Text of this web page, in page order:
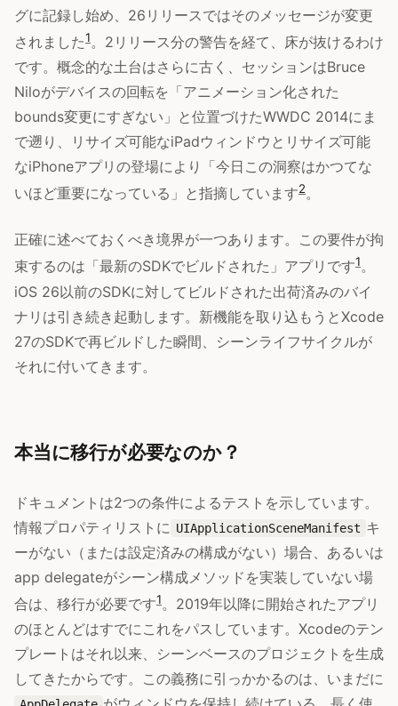
グに記録し始め、26リリースではそのメッセージが変更
されました1。2リリース分の警告を経て、床が抜けるわけ
です。概念的な土台はさらに古く、セッションはBruce
Niloがデバイスの回転を「アニメーション化された
bounds変更にすぎない」と位置づけたWWDC 2014にま
で遡り、リサイズ可能なiPadウィンドウとリサイズ可能
なiPhoneアプリの登場により「今日この洞察はかつてな
いほど重要になっている」と指摘しています2。
正確に述べておくべき境界が一つあります。この要件が拘
束するのは「最新のSDKでビルドされた」アプリです1。
iOS 26以前のSDKに対してビルドされた出荷済みのバイ
ナリは引き続き起動します。新機能を取り込もうとXcode
27のSDKで再ビルドした瞬間、シーンライフサイクルが
それに付いてきます。
本当に移行が必要なのか？
ドキュメントは2つの条件によるテストを示しています。
情報プロパティリストに UIApplicationSceneManifest キ
ーがない（または設定済みの構成がない）場合、あるいは
app delegateがシーン構成メソッドを実装していない場
合は、移行が必要です1。2019年以降に開始されたアプリ
のほとんどはすでにこれをパスしています。Xcodeのテン
プレートはそれ以来、シーンベースのプロジェクトを生成
してきたからです。この義務に引っかかるのは、いまだに